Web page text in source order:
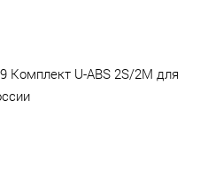
Комплект U-ABS 2S/2M для